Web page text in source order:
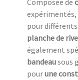
Composée de
pour
planche de
également
bandeausous
pourune